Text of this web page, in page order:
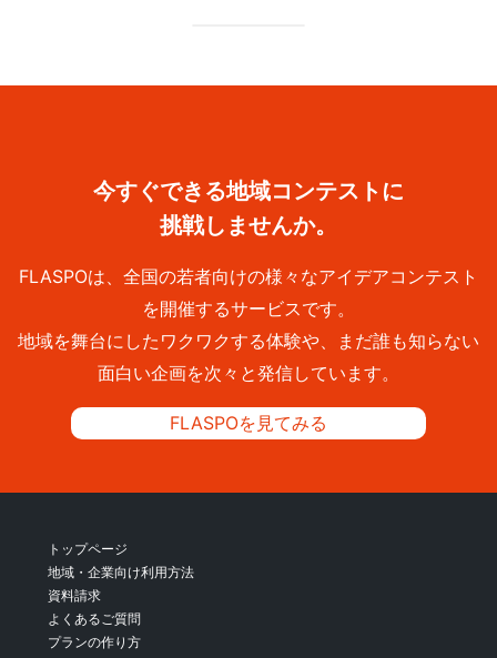
今すぐできる地域コンテストに
挑戦しませんか。
FLASPOは、全国の若者向けの様々なアイデアコンテスト
を開催するサービスです。
地域を舞台にしたワクワクする体験や、まだ誰も知らない
面白い企画を次々と発信しています。
FLASPOを見てみる
トップページ
地域・企業向け利用方法
資料請求
よくあるご質問
プランの作り方